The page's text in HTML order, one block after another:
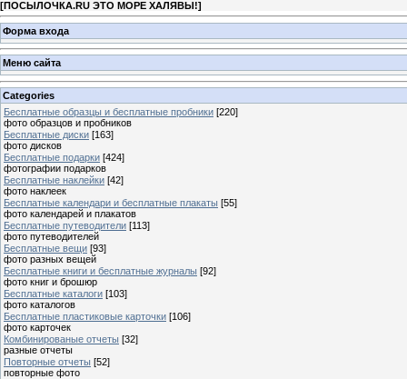
[ПОСЫЛОЧКА.RU ЭТО МОРЕ ХАЛЯВЫ!]
Форма входа
Меню сайта
Categories
Бесплатные образцы и бесплатные пробники [220]
фото образцов и пробников
Бесплатные диски [163]
фото дисков
Бесплатные подарки [424]
фотографии подарков
Бесплатные наклейки [42]
фото наклеек
Бесплатные календари и бесплатные плакаты [55]
фото календарей и плакатов
Бесплатные путеводители [113]
фото путеводителей
Бесплатные вещи [93]
фото разных вещей
Бесплатные книги и бесплатные журналы [92]
фото книг и брошюр
Бесплатные каталоги [103]
фото каталогов
Бесплатные пластиковые карточки [106]
фото карточек
Комбинированые отчеты [32]
разные отчеты
Повторные отчеты [52]
повторные фото